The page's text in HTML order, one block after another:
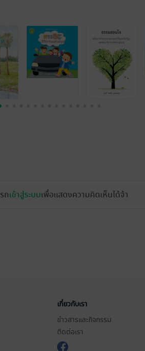
ถเข้าสู่ระบบเพื่อแสดงความคิดเห็นได้จ้า
เกี่ยวกับเรา
ข่าวสารและกิจกรรม
ติดต่อเรา